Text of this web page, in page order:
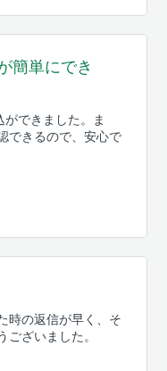
簡単にでき
できました。ま
できるので、安心で
時の返信が早く、そ
ございました。